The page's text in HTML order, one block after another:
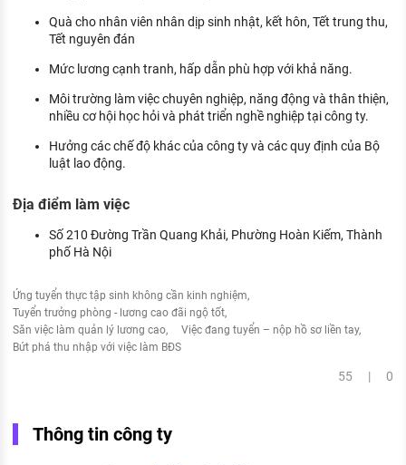
Quà cho nhân viên nhân dịp sinh nhật, kết hôn, Tết trung thu,
Tết nguyên đán
Mức lương cạnh tranh, hấp dẫn phù hợp với khả năng.
Môi trường làm việc chuyên nghiệp, năng động và thân thiện,
nhiều cơ hội học hỏi và phát triển nghề nghiệp tại công ty.
Hưởng các chế độ khác của công ty và các quy định của Bộ
luật lao động.
Địa điểm làm việc
Số 210 Đường Trần Quang Khải, Phường Hoàn Kiếm, Thành
phố Hà Nội
Ứng tuyển thực tập sinh không cần kinh nghiệm
Tuyển trưởng phòng - lương cao đãi ngộ tốt
Săn việc làm quản lý lương cao
Việc đang tuyển – nộp hồ sơ liền tay
Bứt phá thu nhập với việc làm BĐS
55 | 0
Thông tin công ty